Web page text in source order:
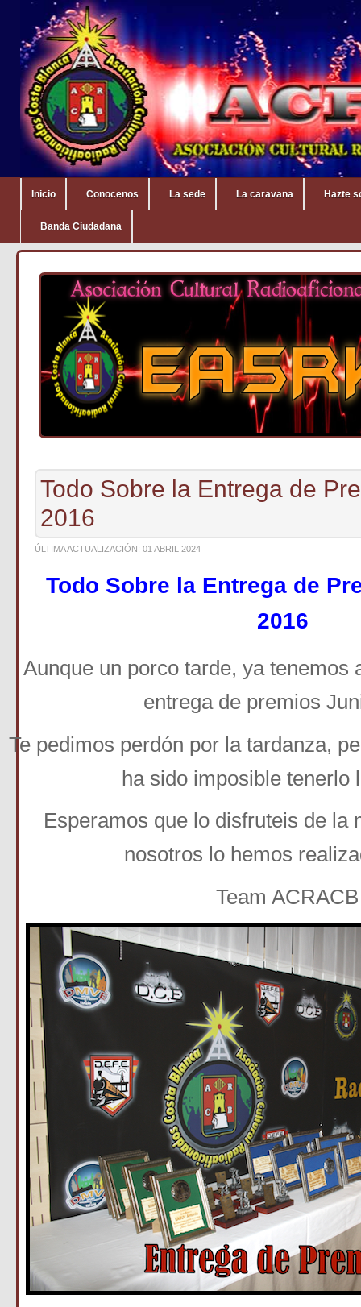
Inicio Conocenos La sede La caravana Hazte
Banda Ciudadana
Todo Sobre la Entrega de
2016
ÚLTIMA ACTUALIZACIÓN: 01 ABRIL 2024
Todo Sobre la Entrega de
2016
Aunque un porco tarde, ya tenemos
entrega de premios
Te pedimos perdón por la tardanza,
ha sido imposible tenerlo
Esperamos que lo disfruteis de la
nosotros lo hemos
Team ACRACB